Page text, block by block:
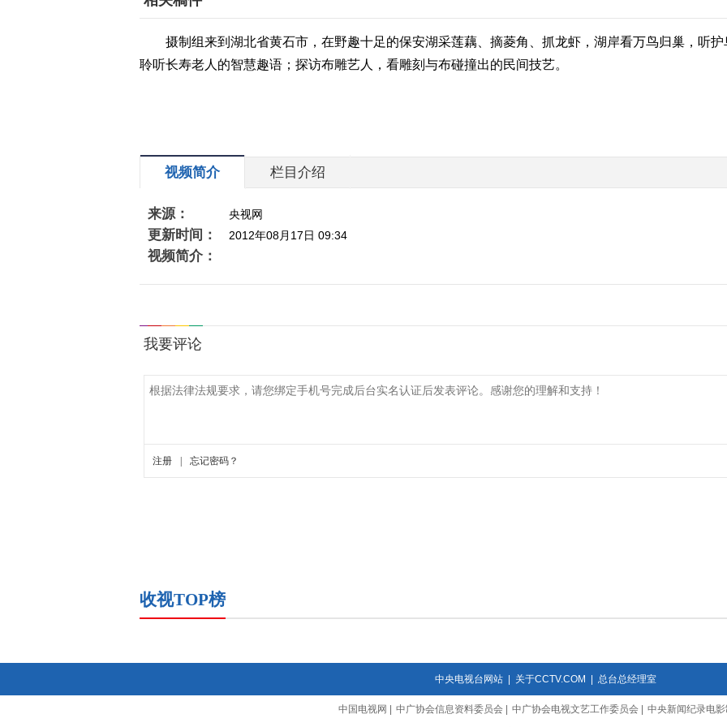
摄制组来到湖北省黄石市，在野趣十足的保安湖采莲藕、摘菱角、抓龙虾，湖岸看万鸟归巢，听护
聆听长寿老人的智慧趣语；探访布雕艺人，看雕刻与布碰撞出的民间技艺。
视频简介 栏目介绍
来源： 央视网
更新时间： 2012年08月17日 09:34
视频简介：
收视TOP榜
中央电视台网站| 关于CCTV.COM 总台总经理室
中国电视网 中广协会信息资料委员会 中广协会电视文艺工作委员会
中央新闻纪录电